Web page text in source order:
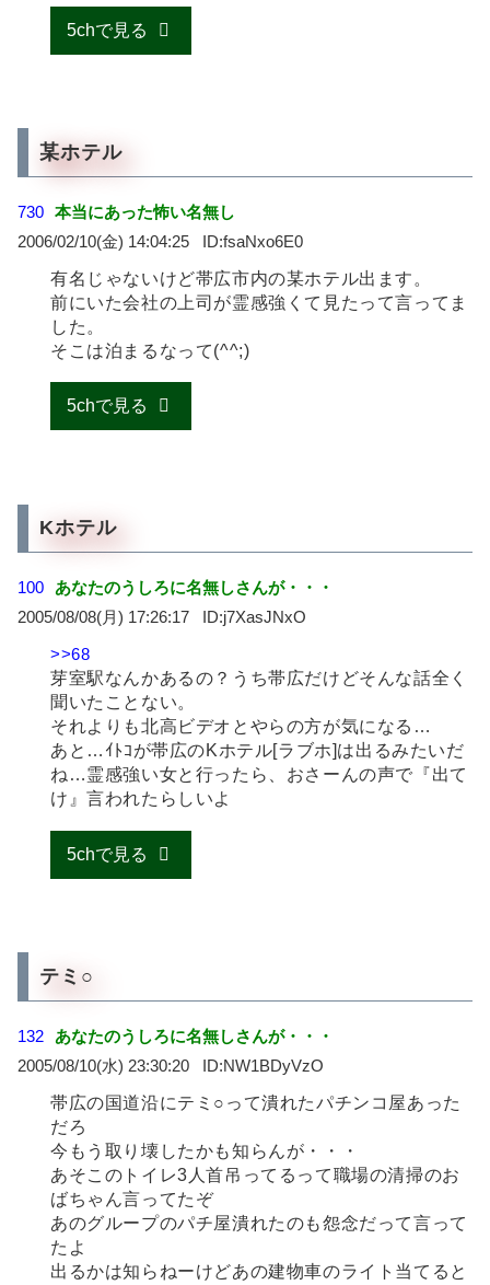
5chで見る
某ホテル
730 本当にあった怖い名無し
2006/02/10(金) 14:04:25
fsaNxo6E0
有名じゃないけど帯広市内の某ホテル出ます。
前にいた会社の上司が霊感強くて見たって言ってま
した。
そこは泊まるなって(^^;)
5chで見る
Kホテル
100
あなたのうしろに名無しさんが・・・
2005/08/08(月) 17:26:17
j7XasJNxO
>>68
芽室駅なんかあるの？うち帯広だけどそんな話全く
聞いたことない。
それよりも北高ビデオとやらの方が気になる…
あと…ｲﾄｺが帯広のKホテル[ラブホ]は出るみたいだ
ね…霊感強い女と行ったら、おさーんの声で『出て
け』言われたらしいよ
5chで見る
テミ○
132
あなたのうしろに名無しさんが・・・
2005/08/10(水) 23:30:20
NW1BDyVzO
帯広の国道沿にテミ○って潰れたパチンコ屋あった
だろ
今もう取り壊したかも知らんが・・・
あそこのトイレ3人首吊ってるって職場の清掃のお
ばちゃん言ってたぞ
あのグループのパチ屋潰れたのも怨念だって言って
たよ
出るかは知らねーけどあの建物車のライト当てると